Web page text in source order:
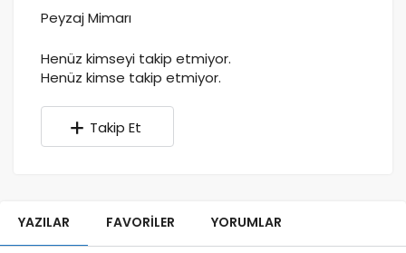
Peyzaj Mimarı
Henüz kimseyi takip etmiyor.
Henüz kimse takip etmiyor.
Takip Et
YAZILAR FAVORILER YORUMLAR